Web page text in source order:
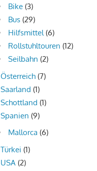
Bike (3)
Bus (29)
Hilfsmittel(6)
Rollstuhltouren (12)
Seilbahn (2)
Österreich (7)
Saarland (1)
Schottland (1)
Spanien (9)
Mallorca (6)
Türkei (1)
USA (2)